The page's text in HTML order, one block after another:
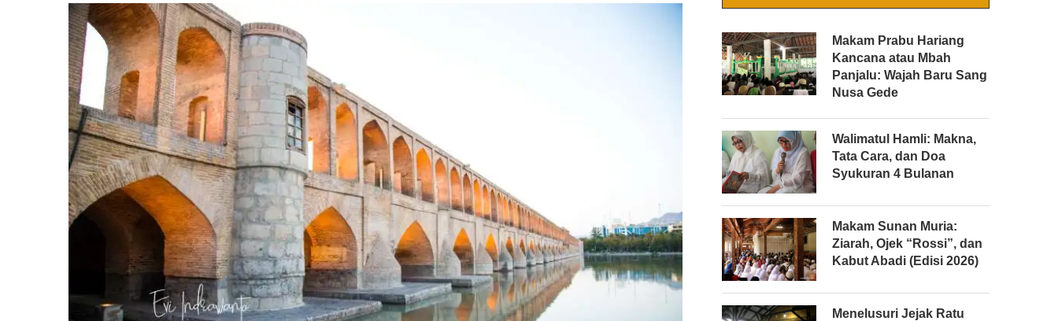
Makam Prabu Hariang
Kancana atau Mbah
Panjalu: Wajah Baru Sang
Nusa Gede
Walimatul Hamli: Makna,
Tata Cara, dan Doa
Syukuran 4 Bulanan
Makam Sunan Muria:
Ziarah, Ojek “Rossi”, dan
Kabut Abadi (Edisi 2026)
Menelusuri Jejak Ratu